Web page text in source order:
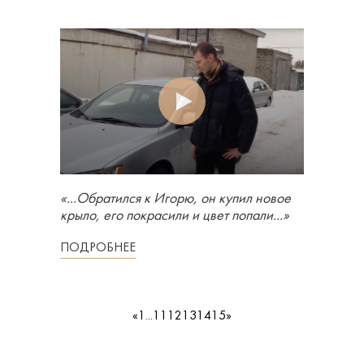
«...Обратился к Игорю, он купил новое
крыло, его покрасили и цвет попали...»
ПОДРОБНЕЕ
« ... 12 13 14 15»